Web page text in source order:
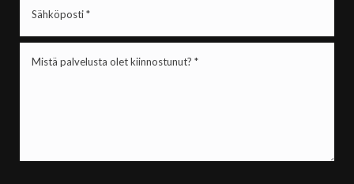
(Pakollinen)
palvelusta